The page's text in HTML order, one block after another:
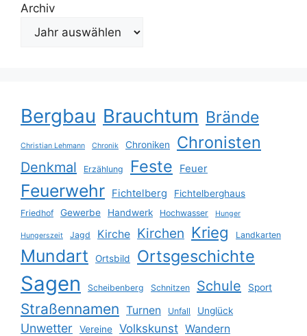
Archiv
Bergbau Brauchtum Brände
Christian Lehmann Chronik Chroniken Chronisten
Denkmal Erzählung Feste Feuer
Feuerwehr Fichtelberg Fichtelberghaus
Friedhof Gewerbe Handwerk Hochwasser Hunger
Hungerszeit Jagd Kirche Kirchen Krieg Landkarten
Mundart Ortsbild Ortsgeschichte
Sagen Scheibenberg Schnitzen Schule Sport
Straßennamen Turnen Unfall Unglück
Unwetter Vereine Volkskunst Wandern